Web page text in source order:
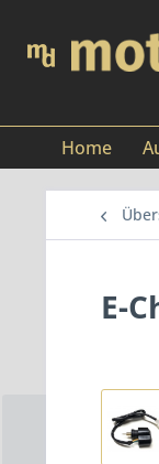
Home
E-